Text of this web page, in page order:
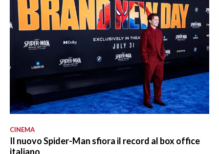
CINEMA
Il nuovo Spider-Man sfiora il record al box office
italiano